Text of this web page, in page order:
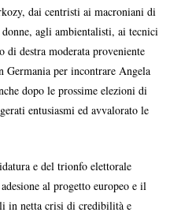
dai centristi ai macroniani di
agli ambientalisti, ai tecnici
di destra moderata proveniente
per incontrare Angela
dopo le prossime elezioni di
entusiasmi ed avvalorato le
e del trionfo elettorale
al progetto europeo e il
in netta crisi di credibilità e